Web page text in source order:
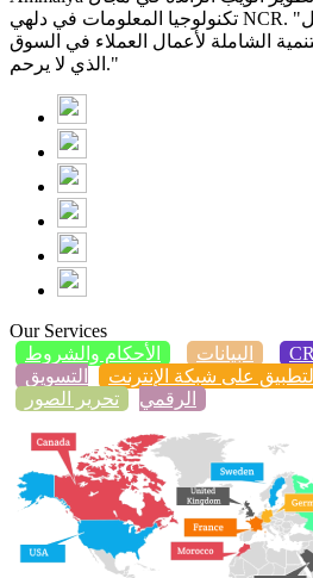
تكنولوجيا المعلومات في دلهي NCR. "هدفنا النهائي هو تقديم أفضل
الشاملة لأعمال العملاء في السوق
الذي لا يرحم."
Our Services
البيانات
الأحكام والشروط
التطبيق على شبكة الإنترنت
التسويق
الرقمي
تحرير الصور